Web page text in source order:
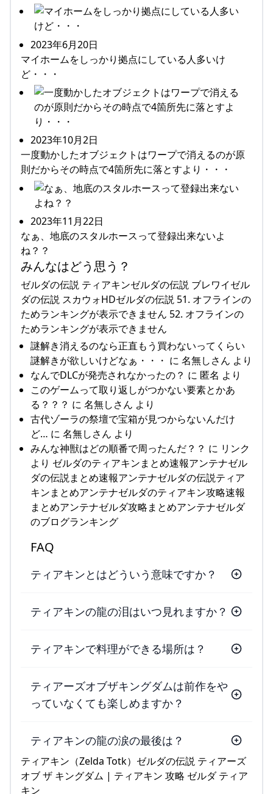
2023年6月20日
マイホームをしっかり拠点にしている人多いけ
ど・・・
2023年10月2日
一度動かしたオブジェクトはワープで消えるのが原
則だからその時点で4箇所先に落とすより・・・
2023年11月22日
なぁ、地底のスタルホースって登録出来ないよ
ね？？
みんなはどう思う？
ゼルダの伝説 ティアキンゼルダの伝説 ブレワイゼル
ダの伝説 スカウォHDゼルダの伝説 51. オフラインの
ためランキングが表示できません 52. オフラインの
ためランキングが表示できません
謎解き消えるのなら正直もう買わないってくらい
謎解きが欲しいけどなぁ・・・ に 名無しさん より
なんでDLCが発売されなかったの？ に 匿名 より
このゲームって取り返しがつかない要素とかあ
る？？？ に 名無しさん より
古代ゾーラの祭壇で宝箱が見つからないんだけ
ど… に 名無しさん より
みんな神獣はどの順番で周ったんだ？？ に リンク
より ゼルダのティアキンまとめ速報アンテナゼル
ダの伝説まとめ速報アンテナゼルダの伝説ティア
キンまとめアンテナゼルダのティアキン攻略速報
まとめアンテナゼルダ攻略まとめアンテナゼルダ
のブログランキング
FAQ
ティアキンとはどういう意味ですか？
ティアキンの龍の泪はいつ見れますか？
ティアキンで料理ができる場所は？
ティアーズオブザキングダムは前作をや
っていなくても楽しめますか？
ティアキンの龍の涙の最後は？
ティアキン（Zelda Totk）ゼルダの伝説 ティアーズ
オブ ザ キングダム | ティアキン 攻略 ゼルダ ティア
キン